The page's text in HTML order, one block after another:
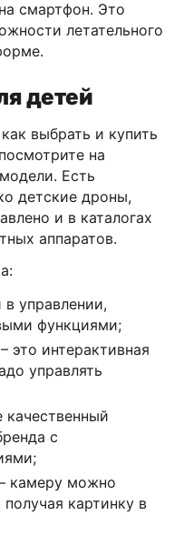
смартфон. Это
летательного
детей
выбрать и купить
на
Есть
детские дроны,
и в каталогах
аппаратов.
в управлении,
функциями;
это интерактивная
управлять
качественный
с
камеру можно
картинку в